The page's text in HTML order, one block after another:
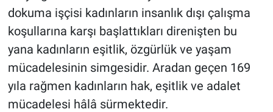
dokuma işçisi kadınların insanlık dışı çalışma
koşullarına karşı başlattıkları direnişten bu
yana kadınların eşitlik, özgürlük ve yaşam
mücadelesinin simgesidir. Aradan geçen 169
yıla rağmen kadınların hak, eşitlik ve adalet
mücadelesi hâlâ sürmektedir.